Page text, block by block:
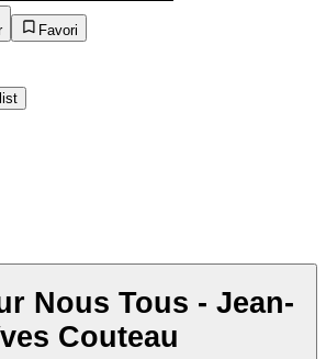
Favori
Nous Tous - Jean-
Couteau